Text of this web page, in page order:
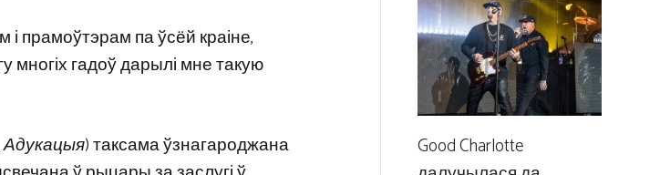
і прамоўтэрам па ўсёй краіне,
многіх гадоў дарылі мне такую
Адукацыя) таксама ўзнагароджана
Good Charlotte